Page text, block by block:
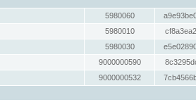
5980060
5980010
5980030
9000000590
9000000532